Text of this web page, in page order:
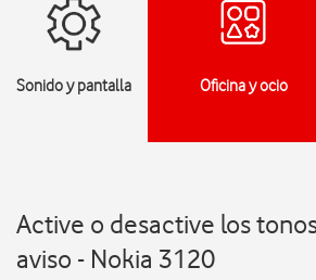
Sonido y pantalla Oficina y ocio
Active o desactive los
aviso - Nokia 3120